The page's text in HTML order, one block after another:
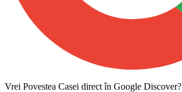
Vrei Povestea Casei direct în Google Discover?